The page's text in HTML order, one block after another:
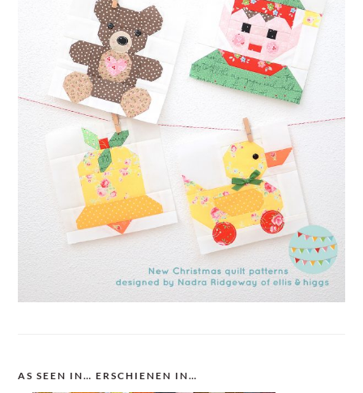
AS SEEN IN… ERSCHIENEN IN…